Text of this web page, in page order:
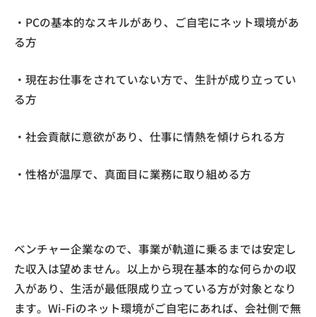
・PCの基本的なスキルがあり、ご自宅にネット環境があ
る方
・現在お仕事をされていない方で、生計が成り立ってい
る方
・社会貢献に意欲があり、仕事に情熱を傾けられる方
・性格が温厚で、真面目に業務に取り組める方
ベンチャー企業なので、事業が軌道に乗るまでは安定し
た収入は望めません。以上から現在基本的な何らかの収
入があり、生活が最低限成り立っている方が対象となり
ます。Wi-Fiのネット環境がご自宅にあれば、会社側で無